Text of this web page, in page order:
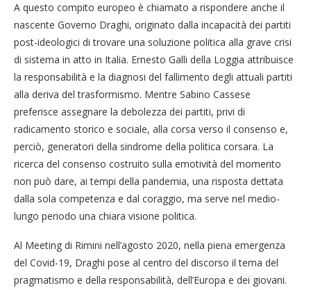
A questo compito europeo è chiamato a rispondere anche il
nascente Governo Draghi, originato dalla incapacità dei partiti
post-ideologici di trovare una soluzione politica alla grave crisi
di sistema in atto in Italia. Ernesto Galli della Loggia attribuisce
la responsabilità e la diagnosi del fallimento degli attuali partiti
alla deriva del trasformismo. Mentre Sabino Cassese
preferisce assegnare la debolezza dei partiti, privi di
radicamento storico e sociale, alla corsa verso il consenso e,
perciò, generatori della sindrome della politica corsara. La
ricerca del consenso costruito sulla emotività del momento
non può dare, ai tempi della pandemia, una risposta dettata
dalla sola competenza e dal coraggio, ma serve nel medio-
lungo periodo una chiara visione politica.
Al Meeting di Rimini nell’agosto 2020, nella piena emergenza
del Covid-19, Draghi pose al centro del discorso il tema del
pragmatismo e della responsabilità, dell’Europa e dei giovani.